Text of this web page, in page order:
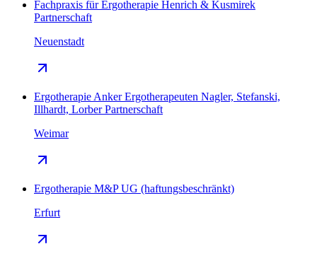
Fachpraxis für Ergotherapie Henrich & Kusmirek
Partnerschaft
Neuenstadt
Ergotherapie Anker Ergotherapeuten Nagler, Stefanski,
Illhardt, Lorber Partnerschaft
Weimar
Ergotherapie M&P UG (haftungsbeschränkt)
Erfurt